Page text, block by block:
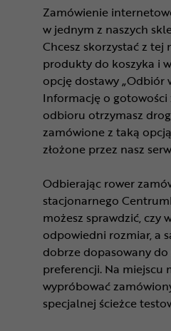
Zamówienie
w jednym z naszych
Chcesz skorzystać z tej
produkty do koszyka i
opcję dostawy „Odbiór
Informację o
odbioru otrzymasz
zamówione z taką
złożone przez nasz
Odbierając rower
stacjonarnego
możesz sprawdzić, czy
odpowiedni rozmiar, a
dobrze dopasowany
preferencji. Na miejscu
wypróbować
specjalnej ścieżce